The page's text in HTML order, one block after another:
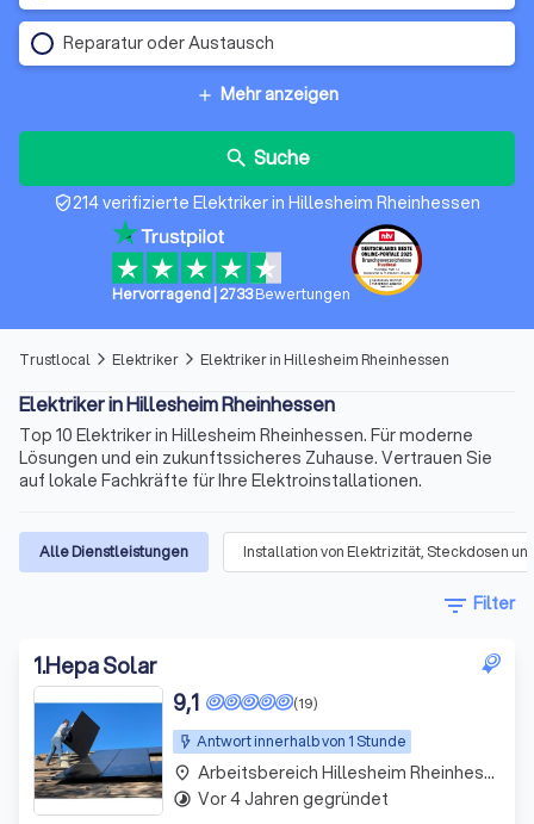
Reparatur oder Austausch
add Mehr anzeigen
search Suche
verified_user214 verifizierte Elektriker in Hillesheim Rheinhessen
Hervorragend| 2733 Bewertungen
Trustlocal arrow_forward_ios Elektriker arrow_forward_ios Elektriker in Hillesheim Rheinhessen
Elektriker in Hillesheim Rheinhessen
Top 10 Elektriker in Hillesheim Rheinhessen. Für moderne
Lösungen und ein zukunftssicheres Zuhause. Vertrauen Sie
auf lokale Fachkräfte für Ihre Elektroinstallationen.
Alle Dienstleistungen Installation von Elektrizität, Steckdosen
filter_list Filter
1.Hepa Solar
Antwort innerhalb von 1 Stunde
(19)
9,1
place Arbeitsbereich Hillesheim Rheinhessen
timelapse Vor 4 Jahren gegründet